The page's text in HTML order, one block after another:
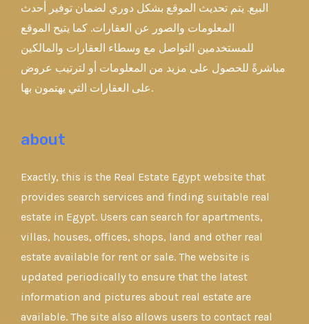
البيع. يتم تحديث الموقع بشكل دوري لضمان توفير أحدث
المعلومات والصور عن العقارات. كما يتيح الموقع
للمستخدمين التواصل مع وسطاء العقارات والمالكين
مباشرةً للحصول على مزيد من المعلومات أو لترتيب عروض
على العقارات التي يهتمون بها.
about
Exactly, this is the Real Estate Egypt website that
provides search services and finding suitable real
estate in Egypt. Users can search for apartments,
villas, houses, offices, shops, land and other real
estate available for rent or sale. The website is
updated periodically to ensure that the latest
information and pictures about real estate are
available. The site also allows users to contact real